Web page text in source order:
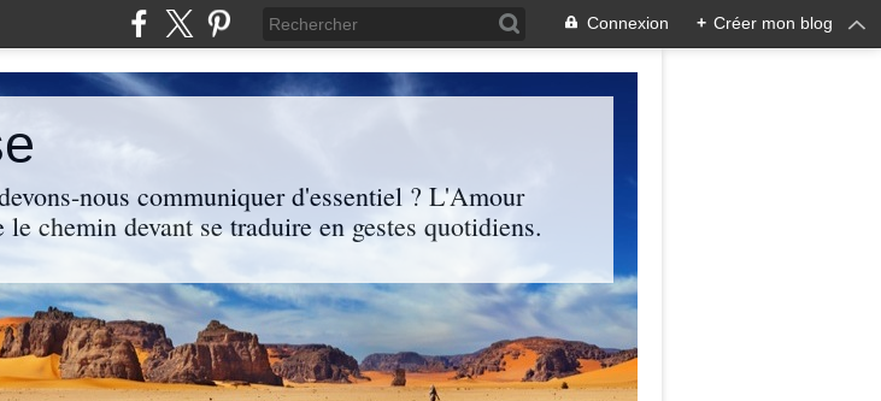
Connexion + Créer mon blog
nous communiquer d'essentiel ? L'Amour
chemin devant se traduire en gestes quotidiens.